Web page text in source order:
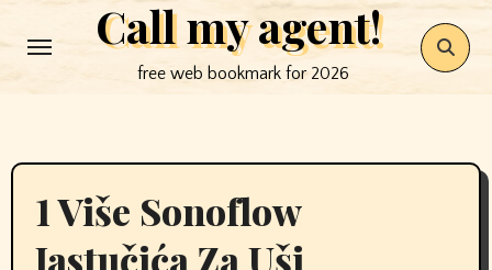
to
Call my agent!
free web bookmark for 2026
1 Više Sonoflow
Jastučića Za Uši